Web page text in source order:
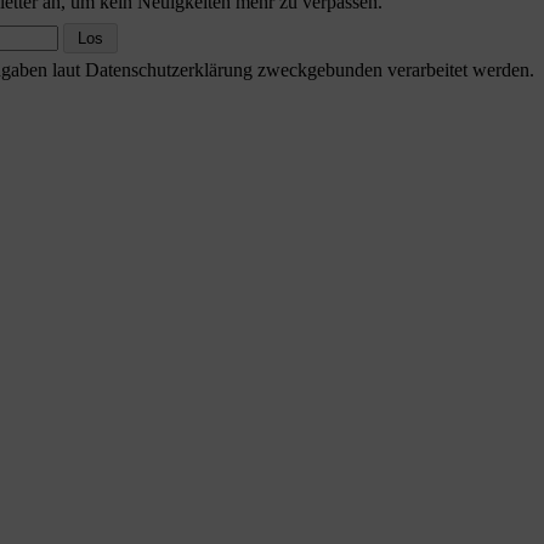
laut Datenschutzerklärung zweckgebunden verarbeitet werden.